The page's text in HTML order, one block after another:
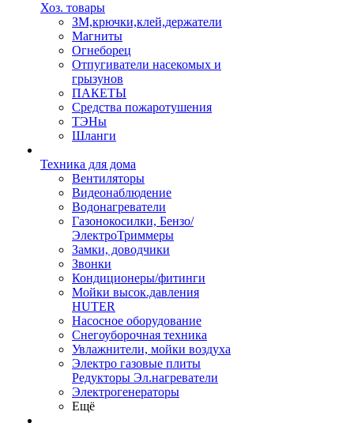
Хоз. товары
ЗМ,крючки,клей,держатели
Магниты
Огнеборец
Отпугиватели насекомых и
грызунов
ПАКЕТЫ
Средства пожаротушения
ТЭНы
Шланги
Техника для дома
Вентиляторы
Видеонаблюдение
Водонагреватели
Газонокосилки, Бензо/
ЭлектроТриммеры
Замки, доводчики
Звонки
Кондиционеры/фитинги
Мойки высок.давления
HUTER
Насосное оборудование
Снегоуборочная техника
Увлажнители, мойки воздуха
Электро газовые плиты
Редукторы Эл.нагреватели
Электрогенераторы
Ещё